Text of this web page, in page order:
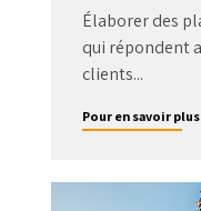
Élaborer des
qui répondent
clients...
Pour en savoir plus